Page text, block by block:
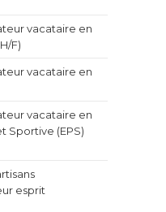
vacataire en
F)
vacataire en
vacataire en
Sportive (EPS)
esprit